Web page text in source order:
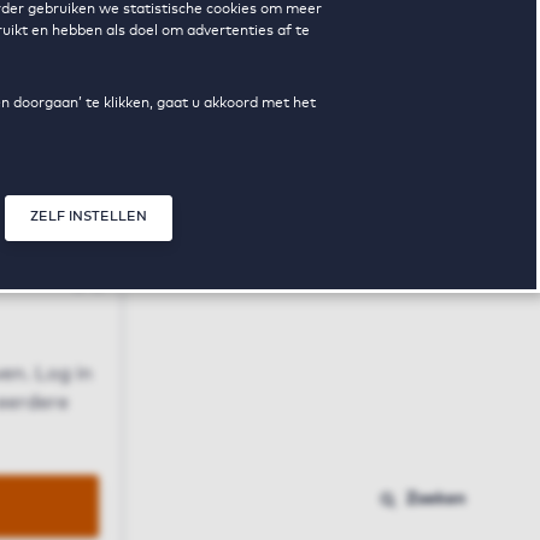
gebruiken we statistische cookies om meer
en hebben als doel om advertenties af te
doorgaan’ te klikken, gaat u akkoord met het
ZELF INSTELLEN
Log in
Zoeken